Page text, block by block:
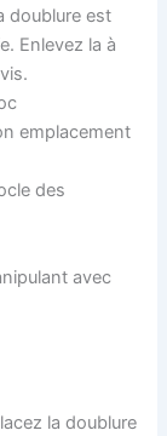
doublure est
Enlevez la à
emplacement
des
avec
la doublure